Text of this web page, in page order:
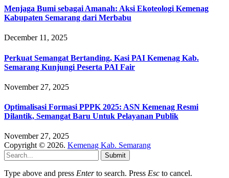
Menjaga Bumi sebagai Amanah: Aksi Ekoteologi Kemenag
Kabupaten Semarang dari Merbabu
December 11, 2025
Perkuat Semangat Bertanding, Kasi PAI Kemenag Kab.
Semarang Kunjungi Peserta PAI Fair
November 27, 2025
Optimalisasi Formasi PPPK 2025: ASN Kemenag Resmi
Dilantik, Semangat Baru Untuk Pelayanan Publik
November 27, 2025
Copyright © 2026. Kemenag Kab. Semarang
Submit
Type above and press Enterto search. Press Esc to cancel.